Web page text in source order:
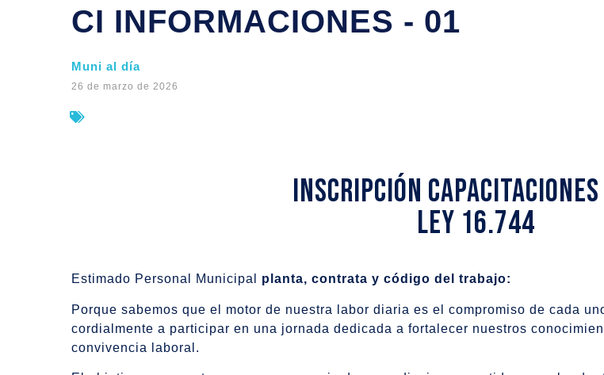
CI INFORMACIONES - 01
Muni al día
26 de marzo de 2026
INSCRIPCIÓN
LEY 16.744
Estimado Personal Municipal planta, contrata y código del trabajo:
Porque sabemos que el motor de nuestra labor diaria es el compromiso de cada
cordialmente a participar en una jornada dedicada a fortalecer nuestros
convivencia laboral.